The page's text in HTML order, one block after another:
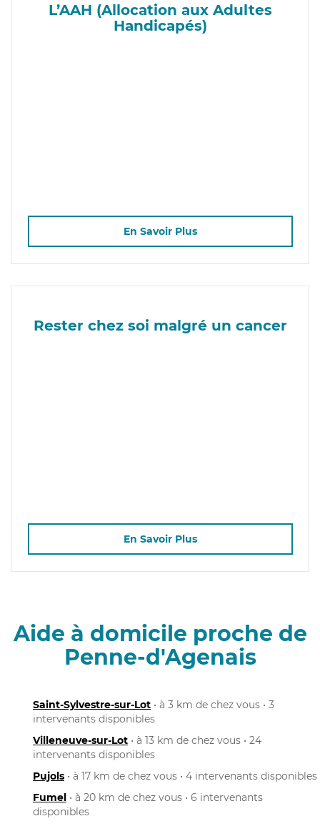
L’AAH (Allocation aux Adultes
Handicapés)
En Savoir Plus
Rester chez soi malgré un cancer
En Savoir Plus
Aide à domicile proche de
Penne-d'Agenais
Saint-Sylvestre-sur-Lot • à 3 km de chez vous • 3
intervenants disponibles
Villeneuve-sur-Lot • à 13 km de chez vous • 24
intervenants disponibles
Pujols • à 17 km de chez vous • 4 intervenants disponibles
Fumel • à 20 km de chez vous • 6 intervenants
disponibles